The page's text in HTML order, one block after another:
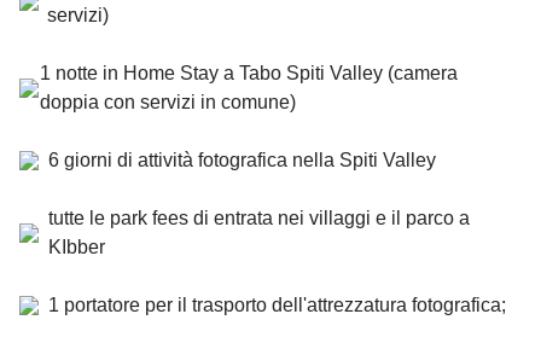
servizi)
1 notte in Home Stay a Tabo Spiti Valley (camera
doppia con servizi in comune)
6 giorni di attività fotografica nella Spiti Valley
tutte le park fees di entrata nei villaggi e il parco a
KIbber
1 portatore per il trasporto dell'attrezzatura fotografica;